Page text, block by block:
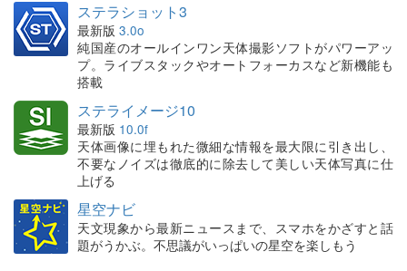
ステラショット3
最新版 3.0o
純国産のオールインワン天体撮影ソフトがパワーアッ
プ。ライブスタックやオートフォーカスなど新機能も
搭載
ステライメージ10
最新版 10.0f
天体画像に埋もれた微細な情報を最大限に引き出し、
不要なノイズは徹底的に除去して美しい天体写真に仕
上げる
星空ナビ
天文現象から最新ニュースまで、スマホをかざすと話
題がうかぶ。不思議がいっぱいの星空を楽しもう